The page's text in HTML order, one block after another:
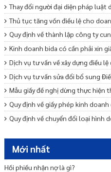
Thay đổi người đại diện pháp luật
Thủ tục tăng vốn điều lệ cho
Quy định về thành lập công ty
Kinh doanh bida có cần phải xin
Dịch vụ tư vấn về xây dựng điều
Dịch vụ tư vấn sửa đổi bổ sung
Mẫu giấy đề nghị dừng thực hiện
Quy định về giấy phép kinh
Quy định về chuyển đổi loại hình
Dịch vụ tư vấn khởi nghiệp –
Tư vấn miễn nhiệm bãi miễn
Mới nhất
Hối phiếu nhận nợ là gì?